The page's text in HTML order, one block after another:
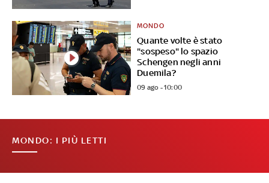
Quante volte è stato
"sospeso" lo spazio
Schengen negli anni
Duemila?
MONDO
09 ago - 10:00
MONDO: I PIÙ LETTI